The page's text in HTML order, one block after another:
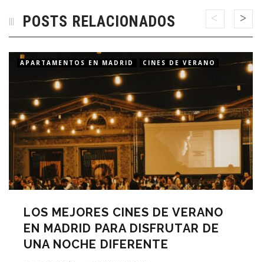
POSTS RELACIONADOS
APARTAMENTOS EN MADRID CINES DE VERANO
LOS MEJORES CINES DE VERANO
EN MADRID PARA DISFRUTAR DE
UNA NOCHE DIFERENTE